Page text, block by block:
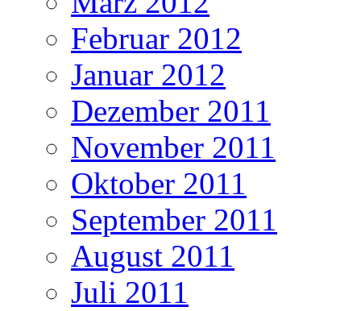
Februar 2012
Januar 2012
Dezember 2011
November 2011
Oktober 2011
September 2011
August 2011
Juli 2011